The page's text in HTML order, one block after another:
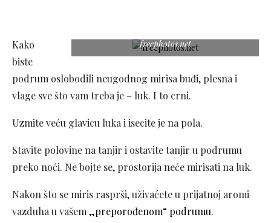
freephotos.net
Kako
biste
podrum oslobodili neugodnog mirisa buđi, plesna i
vlage sve što vam treba je – luk. I to crni.
Uzmite veću glavicu luka i isecite je na pola.
Stavite polovine na tanjir i ostavite tanjir u podrumu
preko noći. Ne bojte se, prostorija neće mirisati na luk.
Nakon što se miris rasprši, uživaćete u prijatnoj aromi
vazduha u vašem„preporođenom“ podrumu.